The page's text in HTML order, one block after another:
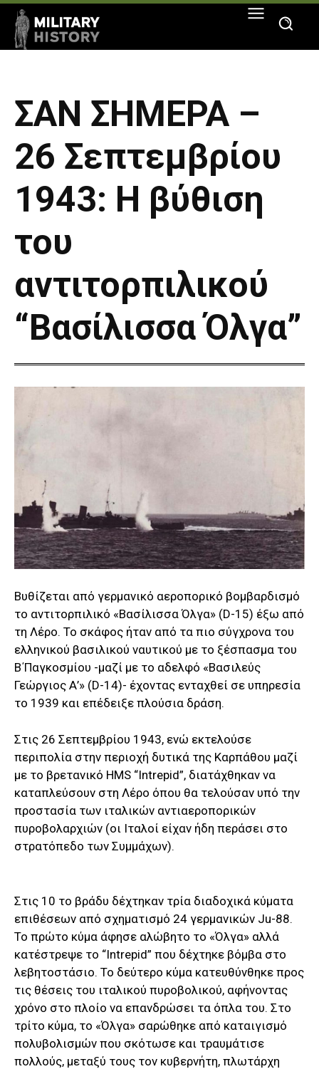
ΣΑΝ ΣΗΜΕΡΑ –
26 Σεπτεμβρίου
1943: Η βύθιση
του
αντιτορπιλικού
“Βασίλισσα Όλγα”
Βυθίζεται από γερμανικό αεροπορικό βομβαρδισμό
το αντιτορπιλικό «Βασίλισσα Όλγα» (D-15) έξω από
τη Λέρο. Το σκάφος ήταν από τα πιο σύγχρονα του
ελληνικού βασιλικού ναυτικού με το ξέσπασμα του
Β΄Παγκοσμίου -μαζί με το αδελφό «Βασιλεύς
Γεώργιος Α’» (D-14)- έχοντας ενταχθεί σε υπηρεσία
το 1939 και επέδειξε πλούσια δράση.
Στις 26 Σεπτεμβρίου 1943, ενώ εκτελούσε
περιπολία στην περιοχή δυτικά της Καρπάθου μαζί
με το βρετανικό HMS “Intrepid”, διατάχθηκαν να
καταπλεύσουν στη Λέρο όπου θα τελούσαν υπό την
προστασία των ιταλικών αντιαεροπορικών
πυροβολαρχιών (οι Ιταλοί είχαν ήδη περάσει στο
στρατόπεδο των Συμμάχων).
Στις 10 το βράδυ δέχτηκαν τρία διαδοχικά κύματα
επιθέσεων από σχηματισμό 24 γερμανικών Ju-88.
To πρώτο κύμα άφησε αλώβητο το «Όλγα» αλλά
κατέστρεψε το “Intrepid” που δέχτηκε βόμβα στο
λεβητοστάσιο. Το δεύτερο κύμα κατευθύνθηκε προς
τις θέσεις του ιταλικού πυροβολικού, αφήνοντας
χρόνο στο πλοίο να επανδρώσει τα όπλα του. Στο
τρίτο κύμα, το «Όλγα» σαρώθηκε από καταιγισμό
πολυβολισμών που σκότωσε και τραυμάτισε
πολλούς, μεταξύ τους τον κυβερνήτη, πλωτάρχη